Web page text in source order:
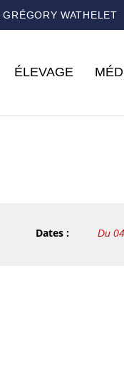
WATHELET
ÉLEVAGE
Dates : Du